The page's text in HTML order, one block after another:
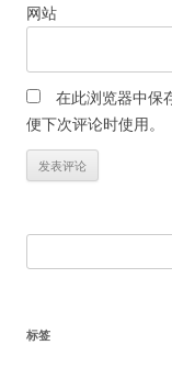
网站
在此浏览器中保
便下次评论时使用。
索
标签